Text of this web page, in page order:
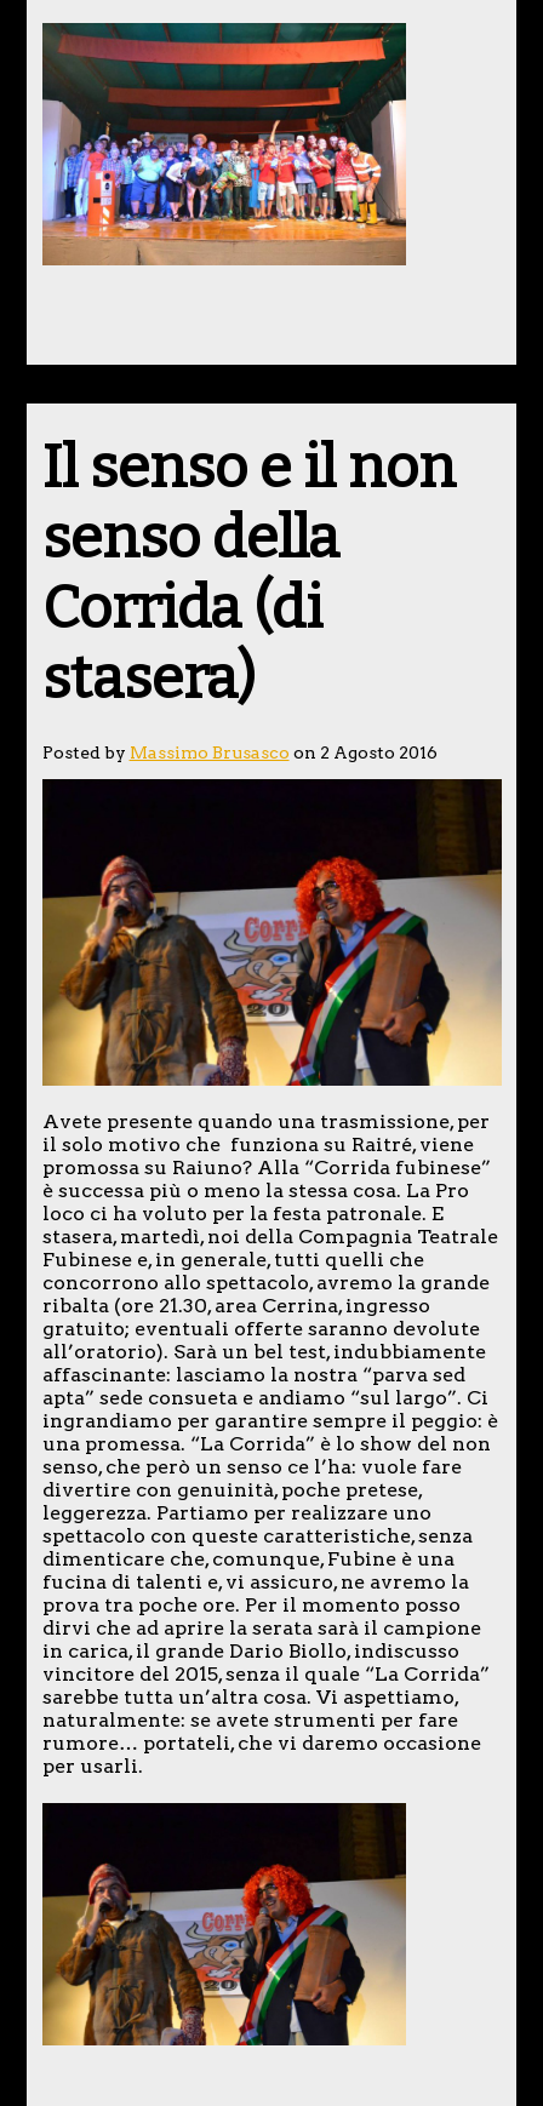
Il senso e il non
senso della
Corrida (di
stasera)
Posted by Massimo Brusasco on 2 Agosto 2016
Avete presente quando una trasmissione, per
il solo motivo che funziona su Raitré, viene
promossa su Raiuno? Alla “Corrida fubinese”
è successa più o meno la stessa cosa. La Pro
loco ci ha voluto per la festa patronale. E
stasera, martedì, noi della Compagnia Teatrale
Fubinese e, in generale, tutti quelli che
concorrono allo spettacolo, avremo la grande
ribalta (ore 21.30, area Cerrina, ingresso
gratuito; eventuali offerte saranno devolute
all’oratorio). Sarà un bel test, indubbiamente
affascinante: lasciamo la nostra “parva sed
apta” sede consueta e andiamo “sul largo”. Ci
ingrandiamo per garantire sempre il peggio: è
una promessa. “La Corrida” è lo show del non
senso, che però un senso ce l’ha: vuole fare
divertire con genuinità, poche pretese,
leggerezza. Partiamo per realizzare uno
spettacolo con queste caratteristiche, senza
dimenticare che, comunque, Fubine è una
fucina di talenti e, vi assicuro, ne avremo la
prova tra poche ore. Per il momento posso
dirvi che ad aprire la serata sarà il campione
in carica, il grande Dario Biollo, indiscusso
vincitore del 2015, senza il quale “La Corrida”
sarebbe tutta un’altra cosa. Vi aspettiamo,
naturalmente: se avete strumenti per fare
rumore… portateli, che vi daremo occasione
per usarli.